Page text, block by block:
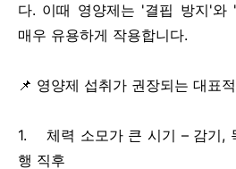
다. 이때 영양제는 '결핍 방지'와
매우 유용하게 작용합니다.
📌 영양제 섭취가 권장되는 대표
1. 체력 소모가 큰 시기 – 감기,
행 직후